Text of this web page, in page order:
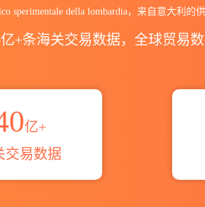
sperimentale della lombardia，来自意大利
+条海关交易数据，全球贸易
亿+
交易数据